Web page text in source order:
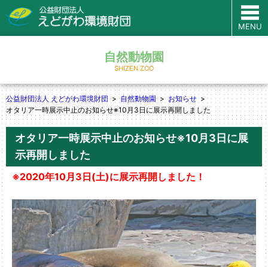
MENU
自然動物園
SHIZEN ZOO
公益財団法人 えどがわ環境財団 自然動物園
お知らせ
オタリア一時展示中止のお知らせ※10月3日に展示再開しました
オタリア一時展示中止のお知らせ※10月3日に展
示再開しました
※2020年10月3日(土)に展示再開しました！